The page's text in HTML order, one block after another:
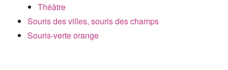
Théâtre
Souris des villes, souris des champs
Souris-verte orange